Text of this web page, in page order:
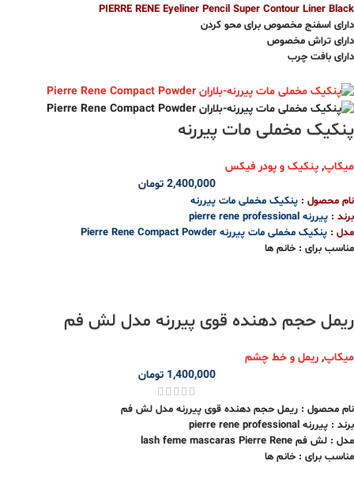
کمک به افزایش حجم لب و حفظ حالت آن با استفاده مداوم
کمک به داشتن لب هایی حجیم و جذاب بدون نیاز به روش های تزریقی
طراحی شده در رنگ های زیبا و متنوع
برق لب شماره یک در آمریکا
بدون تست حیوانی
ساخت آمریکا
حجم محصول : 2.8 g
تاریخ انقضا بعد از اولین استفاده از محصول : 12 ماه
PIERRE RENE Eyeliner Pencil Super Contour Liner Black
دارای اسفنج مخصوص برای محو کردن
دارای تراش مخصوص
دارای بافت چرب
مداد چشم اتوماتیک
دارای تراش داخلی
بافت کرمی و نرم
خش یکنواخت روی پلک
عدم ریزش اطراف چشم
بدون پخش شدن
بدون بوی آزاردهنده
رنگ دهی قوی
پوشش یکنواخت
قابل استفاده روی خط مژه
مناسب چشم‌های حساس
مناسب انواع پوست
پنکیک مخملی مات پیررنه
میکاپ, پنکیک و پودر فیکس
2,400,000 تومان
نام محصول : پنکیک مخملی مات پیررنه
برند : پیررنه pierre rene professional
مدل : پنکیک مخملی مات پیررنه Pierre Rene Compact Powder
مناسب برای : خانم ها
بدون تست حیوانی
حاوی مواد معدنی
ماندگاری بالا
شماره های موجود 3 و 5 و 6 و 10
ریمل حجم دهنده قوی پیررنه مدل لش فم
میکاپ, ریمل و خط چشم
1,400,000 تومان
نام محصول : ریمل حجم دهنده قوی پیررنه مدل لش فم
برند : پیررنه pierre rene professional
مدل : لش فم lash feme mascaras Pierre Rene
مناسب برای : خانم ها